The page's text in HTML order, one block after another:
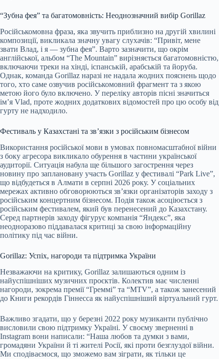
“Зубна фея” та багатомовність: Неоднозначний вибір Gorillaz
Російськомовна фраза, яка звучить приблизно на другій хвилині
композиції, викликала значну увагу слухачів: “Привіт, мене
звати Влад, і я — зубна фея”. Варто зазначити, що окрім
англійської, альбом “The Mountain” вирізняється багатомовністю,
включаючи треки на хінді, іспанській, арабській та йоруба.
Однак, команда Gorillaz наразі не надала жодних пояснень щодо
того, хто саме озвучив російськомовний фрагмент та з якою
метою його було включено. У переліку авторів пісні значиться
ім’я Vlad, проте жодних додаткових відомостей про цю особу від
гурту не надходило.
Фестиваль у Казахстані та зв’язки з російським бізнесом
Використання російської мови в умовах повномасштабної війни
з боку агресора викликало обурення в частини української
аудиторії. Ситуація набула ще більшого загострення через
новину про заплановану участь Gorillaz у фестивалі “Park Live”,
що відбудеться в Алмати в серпні 2026 року. У соціальних
мережах активно обговорюються зв’язки організаторів заходу з
російським концертним бізнесом. Подія також асоціюється з
російським фестивалем, який був перенесений до Казахстану.
Серед партнерів заходу фігурує компанія “Яндекс”, яка
неодноразово піддавалася критиці за свою інформаційну
політику під час війни.
Gorillaz: Успіх, нагороди та підтримка України
Незважаючи на критику, Gorillaz залишаються одним із
найуспішніших музичних проєктів. Колектив має численні
нагороди, зокрема премії “Греммі” та “MTV”, а також занесений
до Книги рекордів Гіннесса як найуспішніший віртуальний гурт.
Важливо згадати, що у березні 2022 року музиканти публічно
висловили свою підтримку Україні. У своєму зверненні в
Instagram вони написали: “Наша любов та думки з вами,
громадяни України й ті жителі Росії, які проти безглуздої війни.
Ми сподіваємося, що зможемо вам зіграти, як тільки це